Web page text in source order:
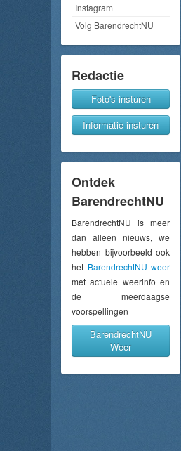
Instagram
Volg BarendrechtNU
Redactie
Foto's insturen
Informatie insturen
Ontdek
BarendrechtNU
BarendrechtNU is meer
dan alleen nieuws, we
hebben bijvoorbeeld ook
het BarendrechtNU weer
met actuele weerinfo en
de meerdaagse
voorspellingen
BarendrechtNU
Weer